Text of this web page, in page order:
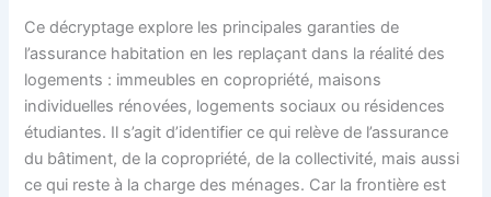
Ce décryptage explore les principales garanties de
l’assurance habitation en les replaçant dans la réalité des
logements : immeubles en copropriété, maisons
individuelles rénovées, logements sociaux ou résidences
étudiantes. Il s’agit d’identifier ce qui relève de l’assurance
du bâtiment, de la copropriété, de la collectivité, mais aussi
ce qui reste à la charge des ménages. Car la frontière est